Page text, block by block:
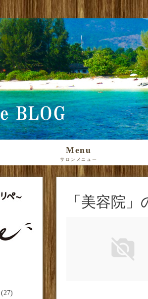
Menu
サロンメニュー
「美容院
(27)